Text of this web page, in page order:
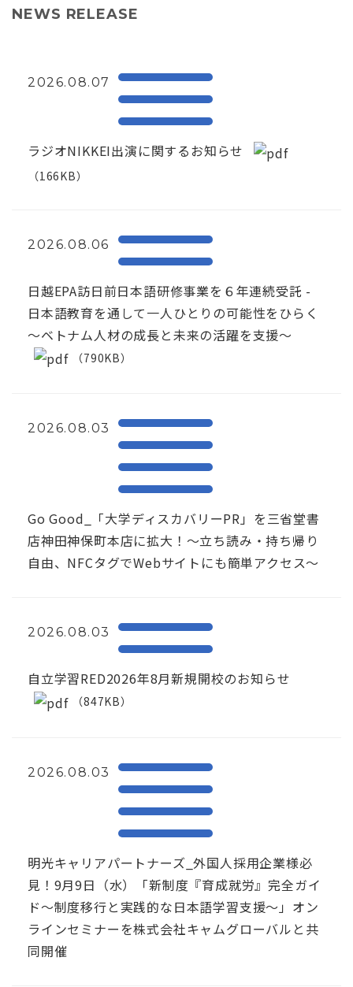
NEWS RELEASE
2026.08.07
ラジオNIKKEI出演に関するお知らせ
（166KB）
2026.08.06
日越EPA訪日前日本語研修事業を６年連続受託 -
日本語教育を通して一人ひとりの可能性をひらく
～ベトナム人材の成長と未来の活躍を支援～
（790KB）
2026.08.03
Go Good_「大学ディスカバリーPR」を三省堂書
店神田神保町本店に拡大！〜立ち読み・持ち帰り
自由、NFCタグでWebサイトにも簡単アクセス～
2026.08.03
自立学習RED2026年8月新規開校のお知らせ
（847KB）
2026.08.03
明光キャリアパートナーズ_外国人採用企業様必
見！9月9日（水）「新制度『育成就労』完全ガイ
ド～制度移行と実践的な日本語学習支援～」オン
ラインセミナーを株式会社キャムグローバルと共
同開催